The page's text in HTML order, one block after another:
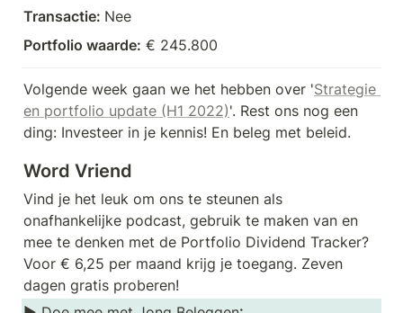
Transactie: Nee
Portfolio waarde: € 245.800
Volgende week gaan we het hebben over 'Strategie
en portfolio update (H1 2022)'. Rest ons nog een
ding: Investeer in je kennis! En beleg met beleid.
Word Vriend
Vind je het leuk om ons te steunen als
onafhankelijke podcast, gebruik te maken van en
mee te denken met de Portfolio Dividend Tracker?
Voor € 6,25 per maand krijg je toegang. Zeven
dagen gratis proberen!